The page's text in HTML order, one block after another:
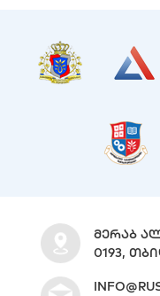
ᲛᲔᲠᲐᲑ
0193,